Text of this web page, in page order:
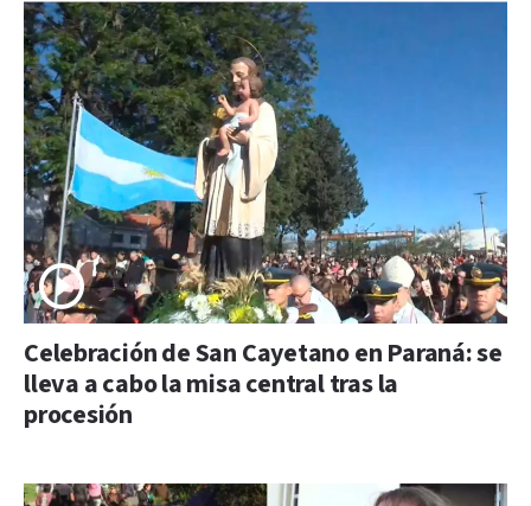
Celebración de San Cayetano en Paraná: se
lleva a cabo la misa central tras la
procesión